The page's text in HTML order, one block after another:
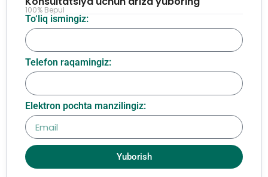
To‘liq ismingiz:
Telefon raqamingiz:
Elektron pochta manzilingiz:
Yuborish
100% Bepul